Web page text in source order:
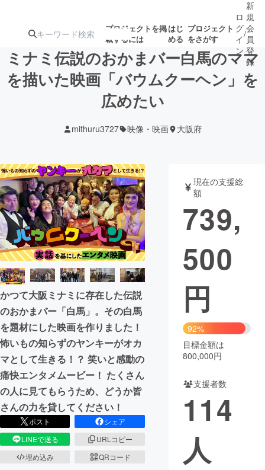
プロジェクトを掲
載するには
はじ
める
プロジェクト
をさがす
注目の新着プロ募集終了が近いプ
テクノロジー・ガジェット
映像・映画 書籍・雑誌
ビジネス・起業 チャレンジ
まちづくり・地域活性化
CAMPFIRE for Social Good
CAMPFIRE Creation
CAMPFIREふるさと納税machi-ya コミュニティ
ロ
グ
イ
ン
/
新
規
会
員
登
録
ミナミ伝説のおかまバー白馬のママ
を描いた映画「バウムクーヘン」を
広めたい
mithuru3727 映像・映画 大阪府
かつて大阪ミナミに存在した伝説
のおかまバー「白馬」。その白馬
を題材にした映画を作りました！
怖いもの知らずのヤンキーがオカ
マとして生きる！？ 笑いと感動の
痛快エンタメムービー！ たくさん
の人に見てもらうため、どうか皆
さんの力を貸してください！
ポスト
シェア
LINEで送る
URLコピー
埋め込み
QRコード
現在の支援総
額
739,
500
円
92%
目標金額は
800,000円
支援者数
114
人